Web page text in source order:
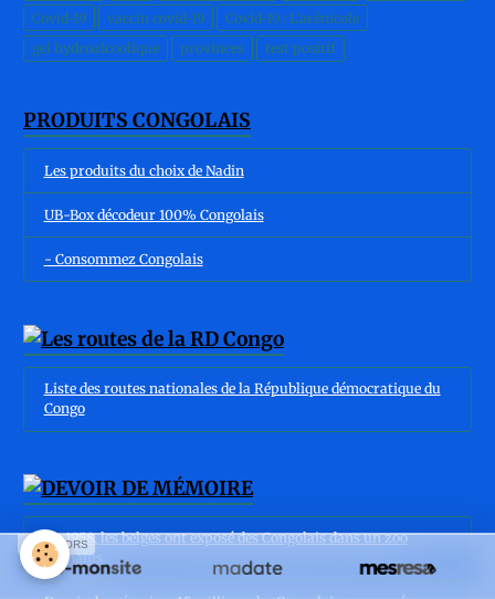
Covid-19
vaccin covid-19
Covid-19 : L'arénicole
gel hydroalcoolique
provinces test positif
PRODUITS CONGOLAIS
Les produits du choix de Nadin
UB-Box décodeur 100% Congolais
- Consommez Congolais
Liste des routes nationales de la République démocratique du
Congo
En 1958, les belges ont exposé des Congolais dans un zoo
humains
SPONSORS